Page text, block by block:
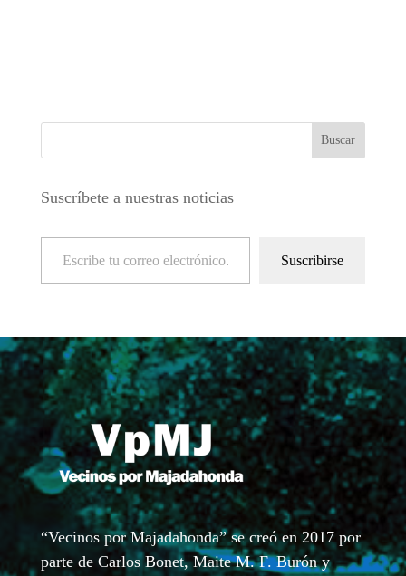
Suscríbete a nuestras noticias
Escribe tu correo electrónico…
Suscribirse
“Vecinos por Majadahonda” se creó en 2017 por
parte de Carlos Bonet, Maite M. F. Burón y